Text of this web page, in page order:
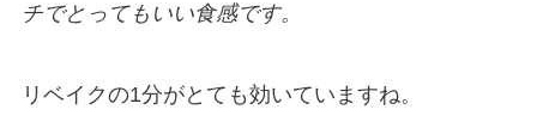
チでとってもいい食感です。
リベイクの1分がとても効いていますね。